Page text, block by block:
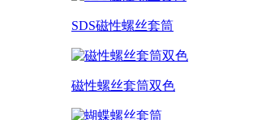
SDS磁性螺丝套筒
磁性螺丝套筒双色